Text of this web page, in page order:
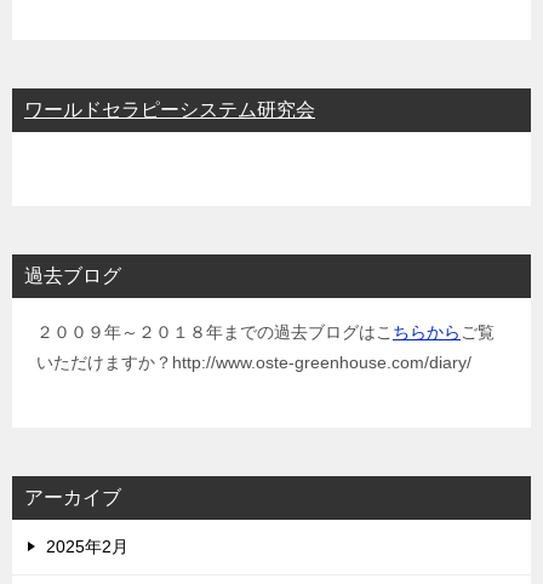
ワールドセラピーシステム研究会
過去ブログ
２００９年～２０１８年までの過去ブログはこ ちらから ご覧
いただけますか？http://www.oste-greenhouse.com/diary/
アーカイブ
2025年2月